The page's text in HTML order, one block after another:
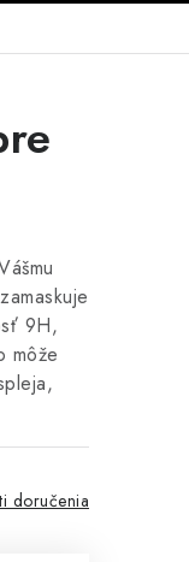
9H,
môže
doručenia